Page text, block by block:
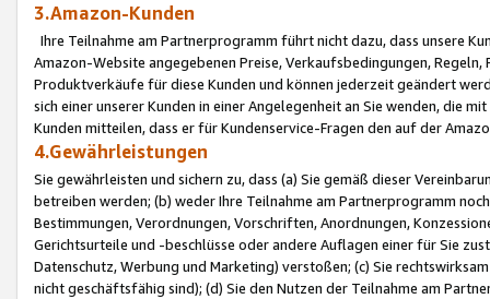
3.Amazon-Kunden
Ihre Teilnahme am Partnerprogramm führt nicht dazu, dass unsere
Amazon-Website angegebenen Preise, Verkaufsbedingungen,
Produktverkäufe für diese Kunden und können jederzeit geändert
sich einer unserer Kunden in einer Angelegenheit an Sie wenden, die
Kunden mitteilen, dass er für Kundenservice-Fragen den auf der
4.Gewährleistungen
Sie gewährleisten und sichern zu, dass (a) Sie gemäß dieser
betreiben werden; (b) weder Ihre Teilnahme am Partnerprogramm
Bestimmungen, Verordnungen, Vorschriften, Anordnungen,
Gerichtsurteile und -beschlüsse oder andere Auflagen einer für Sie
Datenschutz, Werbung und Marketing) verstoßen; (c) Sie
nicht geschäftsfähig sind); (d) Sie den Nutzen der Teilnahme am